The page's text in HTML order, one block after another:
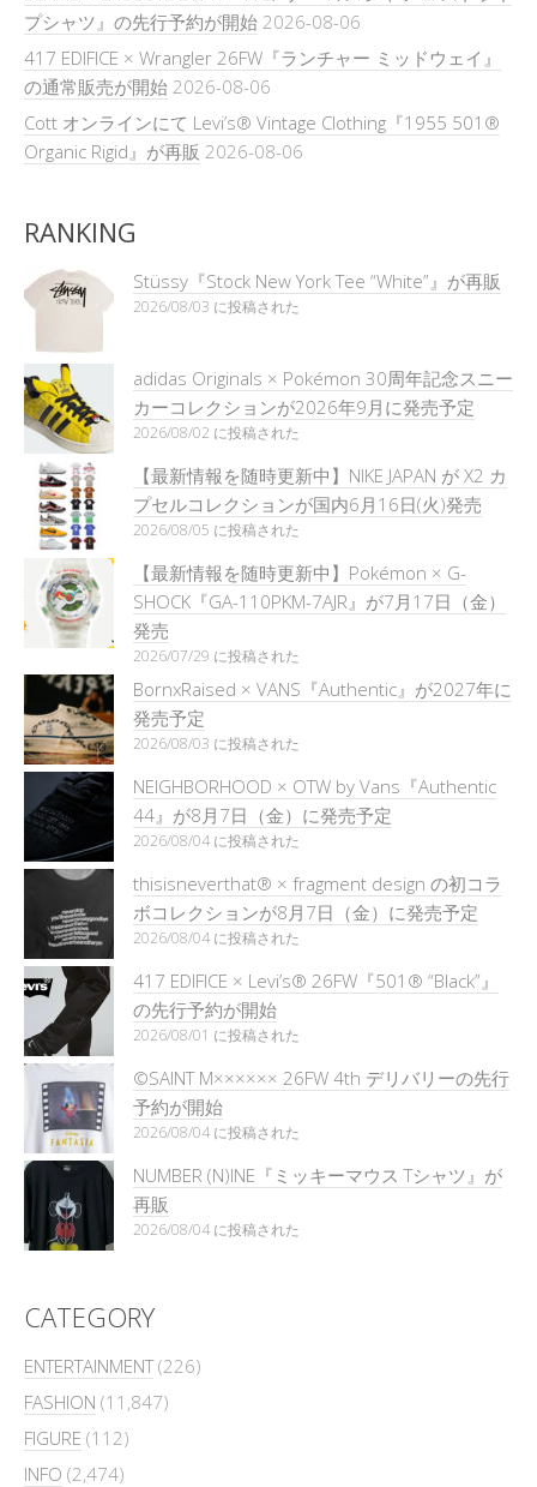
プシャツ』の先行予約が開始 2026-08-06
417 EDIFICE × Wrangler 26FW『ランチャー ミッドウェイ』
の通常販売が開始 2026-08-06
Cott オンラインにて Levi’s® Vintage Clothing『1955 501®
Organic Rigid』が再販 2026-08-06
RANKING
Stüssy『Stock New York Tee “White”』が再販
2026/08/03 に投稿された
adidas Originals × Pokémon 30周年記念スニー
カーコレクションが2026年9月に発売予定
2026/08/02 に投稿された
【最新情報を随時更新中】NIKE JAPAN が X2 カ
プセルコレクションが国内6月16日(火)発売
2026/08/05 に投稿された
【最新情報を随時更新中】Pokémon × G-
SHOCK『GA-110PKM-7AJR』が7月17日（金）
発売
2026/07/29 に投稿された
BornxRaised × VANS『Authentic』が2027年に
発売予定
2026/08/03 に投稿された
NEIGHBORHOOD × OTW by Vans『Authentic
44』が8月7日（金）に発売予定
2026/08/04 に投稿された
thisisneverthat® × fragment design の初コラ
ボコレクションが8月7日（金）に発売予定
2026/08/04 に投稿された
417 EDIFICE × Levi’s® 26FW『501®︎ “Black”』
の先行予約が開始
2026/08/01 に投稿された
©SAINT M×××××× 26FW 4th デリバリーの先行
予約が開始
2026/08/04 に投稿された
NUMBER (N)INE『ミッキーマウス Tシャツ』が
再販
2026/08/04 に投稿された
CATEGORY
ENTERTAINMENT(226)
FASHION (11,847)
FIGURE (112)
INFO (2,474)